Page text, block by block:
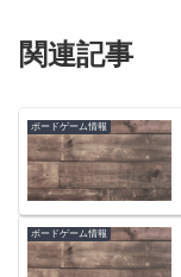
関連記事
ボードゲーム情報
ボードゲーム情報